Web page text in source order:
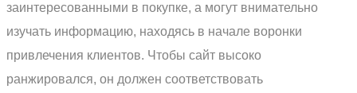
заинтересованными в покупке, а могут внимательно
изучать информацию, находясь в начале воронки
привлечения клиентов. Чтобы сайт высоко
ранжировался, он должен соответствовать